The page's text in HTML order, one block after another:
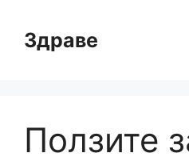
съдържанието
Здраве
Ползите